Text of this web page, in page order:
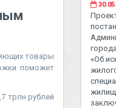
товары
поможет
трлн рублей
«Об